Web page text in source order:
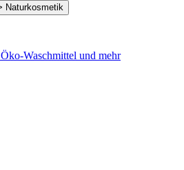
Öko-Waschmittel und mehr